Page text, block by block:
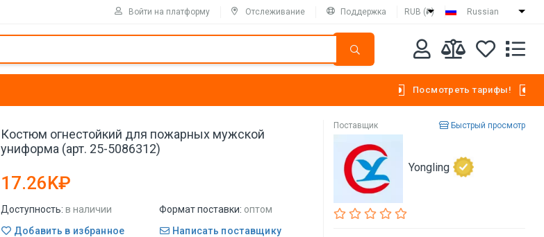
Войти на платформу Отслеживание Поддержка RUB (₽) Russian
Посмотреть тарифы!
Костюм огнестойкий для пожарных мужской
униформа (арт. 25-5086312)
17.26K₽
Доступность: в наличии Формат поставки: оптом
Добавить в избранное
Написать поставщику
Поставщик Быстрый просмотр
Yongling